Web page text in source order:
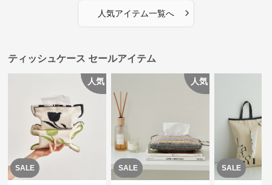
人気アイテム一覧へ ›
ティッシュケース セールアイテム
SALE
人気
SALE
人気
SALE